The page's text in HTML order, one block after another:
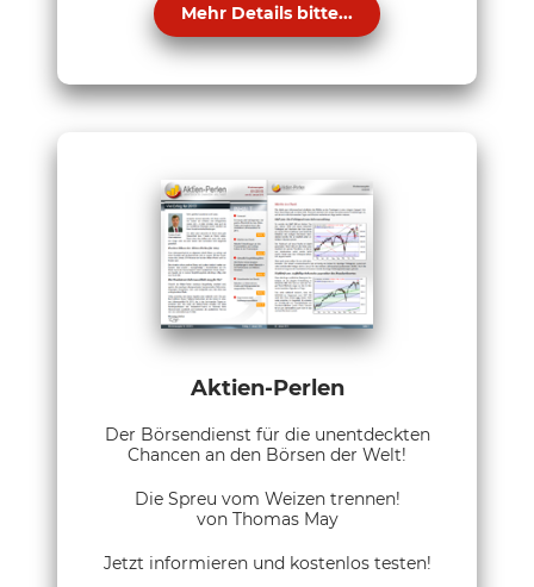
Mehr Details bitte...
Aktien-Perlen
Der Börsendienst für die unentdeckten
Chancen an den Börsen der Welt!
Die Spreu vom Weizen trennen!
von Thomas May
Jetzt informieren und kostenlos testen!